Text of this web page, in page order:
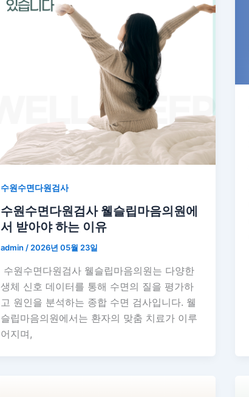
수원수면다원검사
수원수면다원검사 웰슬립마음의원에
서 받아야 하는 이유
admin / 2026년 05월 23일
수원수면다원검사 웰슬립마음의원는 다양한
생체 신호 데이터를 통해 수면의 질을 평가하
고 원인을 분석하는 종합 수면 검사입니다. 웰
슬립마음의원에서는 환자의 맞춤 치료가 이루
어지며,